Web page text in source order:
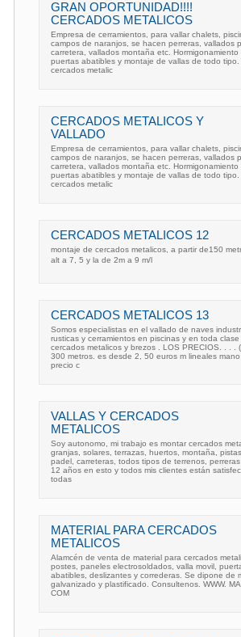
GRAN OPORTUNIDAD!!!!
CERCADOS METALICOS
Empresa de cerramientos, para vallar chalets,
campos de naranjos, se hacen perreras, vallados
carretera, vallados montaña etc.
puertas abatibles y montaje de vallas de todo tipo.
cercados metalic
CERCADOS METALICOS Y
VALLADO
Empresa de cerramientos, para vallar chalets,
campos de naranjos, se hacen perreras, vallados
carretera, vallados montaña etc.
puertas abatibles y montaje de vallas de todo tipo.
cercados metalic
CERCADOS METALICOS 12
montaje de cercados metalicos, a partir de150
alt a 7, 5 y la de 2m a 9 m/l
CERCADOS METALICOS 13
Somos especialistas en el vallado de naves
rusticas y cerramientos en piscinas y en toda clase
cercados metalicos y brezos . LOS PRECIOS. . . .
300 metros. es desde 2, 50 euros m lineales
precio c
VALLAS Y CERCADOS
METALICOS
Soy autonomo, mi trabajo es montar cercados
granjas, solares, terrazas, huertos, montaña,
padel, carreteras, todos tipos de terrenos,
12 años en esto y todos mis clientes están
todas
MATERIAL PARA CERCADOS
METALICOS
Alamcén de venta de material para cercados
postes, paneles electrosoldados, valla movil,
abatibles, deslizantes y correderas. Se dipone de
galvanizado y plastificado. Consultenos. WWW.
COM